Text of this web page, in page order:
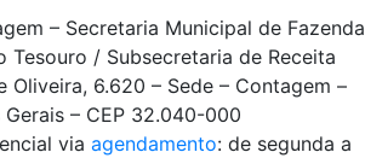
– Secretaria Municipal de Fazenda
Tesouro / Subsecretaria de Receita
Oliveira, 6.620 – Sede – Contagem –
Gerais – CEP 32.040-000
via agendamento: de segunda a